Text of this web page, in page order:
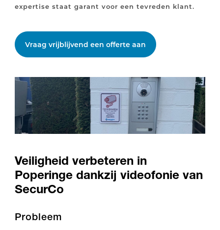
expertise staat garant voor een tevreden klant.
Vraag vrijblijvend een offerte aan
Veiligheid verbeteren in
Poperinge dankzij videofonie van
SecurCo
Probleem